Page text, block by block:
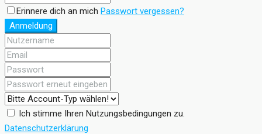
Erinnere dich an mich Passwort vergessen?
Anmeldung
Ich stimme Ihren Nutzungsbedingungen zu.
Datenschutzerklärung